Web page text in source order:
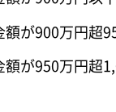
が900万円超
が950万円超